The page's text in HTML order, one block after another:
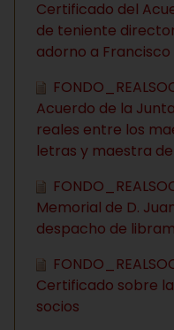
Certificado del
de teniente
adorno a
Acuerdo de la
reales entre los
letras y maestra
Memorial de D.
despacho de
Certificado sobre
socios